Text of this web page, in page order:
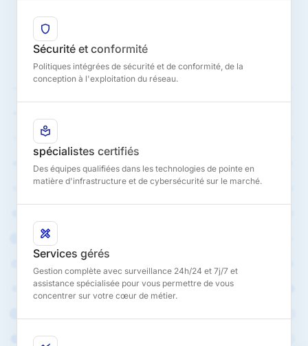
Sécurité et conformité
Politiques intégrées de sécurité et de conformité, de la
conception à l'exploitation du réseau.
spécialistes certifiés
Des équipes qualifiées dans les technologies de pointe en
matière d'infrastructure et de cybersécurité sur le marché.
Services gérés
Gestion complète avec surveillance 24h/24 et 7j/7 et
assistance spécialisée pour vous permettre de vous
concentrer sur votre cœur de métier.